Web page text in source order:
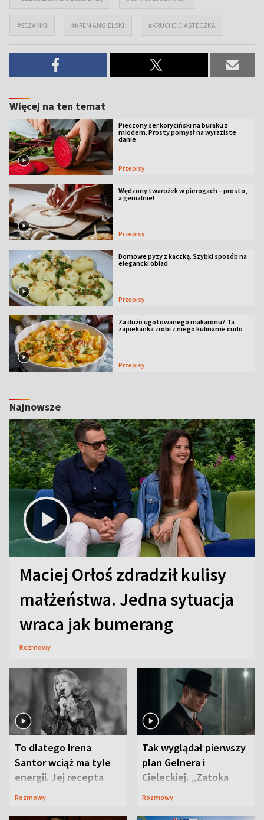
#SEZAMKI #KREM ANGIELSKI #KRUCHE CIASTECZKA
Więcej na ten temat
Pieczony ser koryciński na buraku z
miodem. Prosty pomysł na wyraziste
danie
Przepisy
Wędzony twarożek w pierogach – prosto,
a genialnie!
Przepisy
Domowe pyzy z kaczką. Szybki sposób na
elegancki obiad
Przepisy
Za dużo ugotowanego makaronu? Ta
zapiekanka zrobi z niego kulinarne cudo
Przepisy
Najnowsze
Maciej Orłoś zdradził kulisy
małżeństwa. Jedna sytuacja
wraca jak bumerang
Rozmowy
To dlatego Irena
Santor wciąż ma tyle
energii. Jej recepta
jest zaskakująco
Rozmowy
Tak wyglądał pierwszy
plan Gelnera i
Cieleckiej. „Zatoka
szpiegów” od razu ich
Rozmowy